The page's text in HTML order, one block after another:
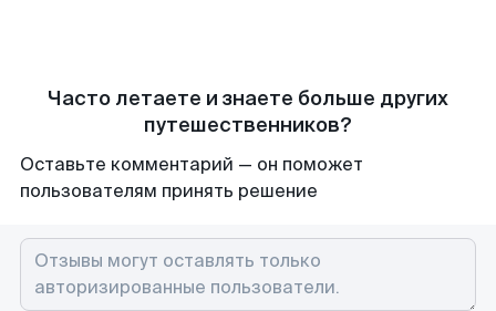
Часто летаете и знаете больше других
путешественников?
Оставьте комментарий — он поможет
пользователям принять решение